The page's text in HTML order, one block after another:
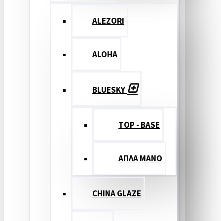
ALEZORI
ALOHA
BLUESKY
TOP - BASE
ΑΠΛΑ ΜΑΝΟ
CHINA GLAZE